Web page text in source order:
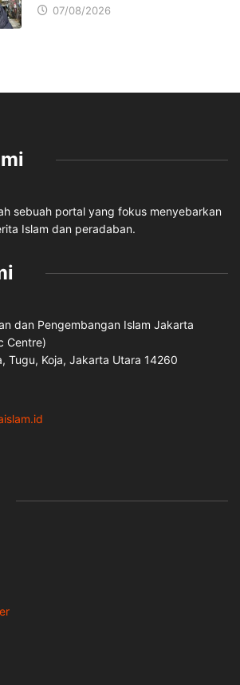
07/08/2026
sebuah portal yang fokus menyebarkan
Islam dan peradaban.
dan Pengembangan Islam Jakarta
Centre)
Tugu, Koja, Jakarta Utara 14260